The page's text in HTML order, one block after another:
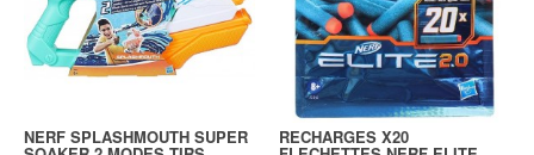
NERF SPLASHMOUTH SUPER RECHARGES X20